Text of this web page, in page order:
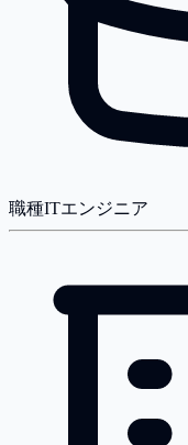
職種ITエンジニア